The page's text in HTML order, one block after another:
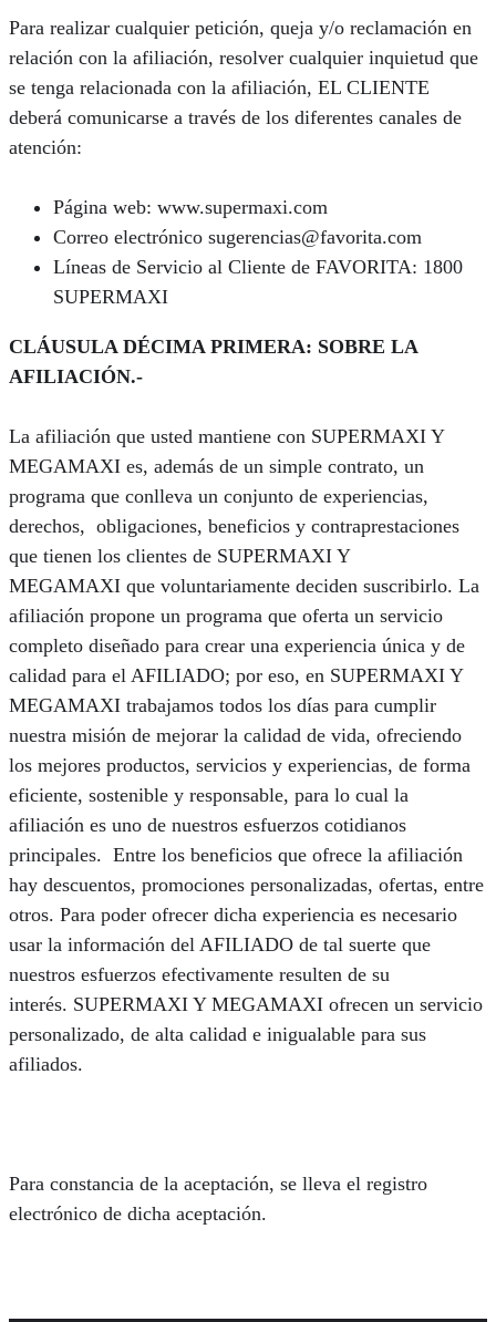
Para realizar cualquier petición, queja y/o reclamación en
relación con la afiliación, resolver cualquier inquietud que
se tenga relacionada con la afiliación, EL CLIENTE
deberá comunicarse a través de los diferentes canales de
atención:
Página web: www.supermaxi.com
Correo electrónico sugerencias@favorita.com
Líneas de Servicio al Cliente de FAVORITA: 1800
SUPERMAXI
CLÁUSULA DÉCIMA PRIMERA: SOBRE LA
AFILIACIÓN.-
La afiliación que usted mantiene con SUPERMAXI Y
MEGAMAXI es, además de un simple contrato, un
programa que conlleva un conjunto de experiencias,
derechos, obligaciones, beneficios y contraprestaciones
que tienen los clientes de SUPERMAXI Y
MEGAMAXI que voluntariamente deciden suscribirlo. La
afiliación propone un programa que oferta un servicio
completo diseñado para crear una experiencia única y de
calidad para el AFILIADO; por eso, en SUPERMAXI Y
MEGAMAXI trabajamos todos los días para cumplir
nuestra misión de mejorar la calidad de vida, ofreciendo
los mejores productos, servicios y experiencias, de forma
eficiente, sostenible y responsable, para lo cual la
afiliación es uno de nuestros esfuerzos cotidianos
principales. Entre los beneficios que ofrece la afiliación
hay descuentos, promociones personalizadas, ofertas, entre
otros. Para poder ofrecer dicha experiencia es necesario
usar la información del AFILIADO de tal suerte que
nuestros esfuerzos efectivamente resulten de su
interés. SUPERMAXI Y MEGAMAXI ofrecen un servicio
personalizado, de alta calidad e inigualable para sus
afiliados.
Para constancia de la aceptación, se lleva el registro
electrónico de dicha aceptación.